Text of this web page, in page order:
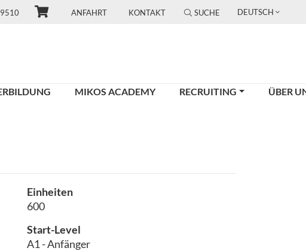
ANFAHRT KONTAKT SUCHE DEUTSCH
MIKOS ACADEMY RECRUITING ÜBER
Einheiten
600
Start-Level
A1 - Anfänger